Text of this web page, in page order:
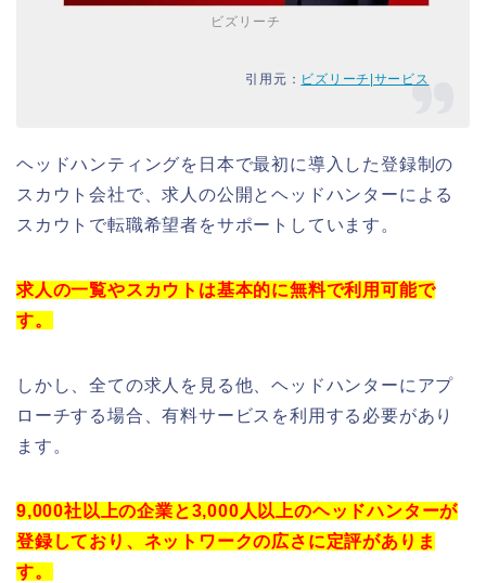
ビズリーチ
引用元： ビズリーチ|サービス
ヘッドハンティングを日本で最初に導入した登録制の
スカウト会社で、求人の公開とヘッドハンターによる
スカウトで転職希望者をサポートしています。
求人の一覧やスカウトは基本的に無料で利用可能で
す。
しかし、全ての求人を見る他、ヘッドハンターにアプ
ローチする場合、有料サービスを利用する必要があり
ます。
9,000社以上の企業と3,000人以上のヘッドハンターが
登録しており、ネットワークの広さに定評がありま
す。